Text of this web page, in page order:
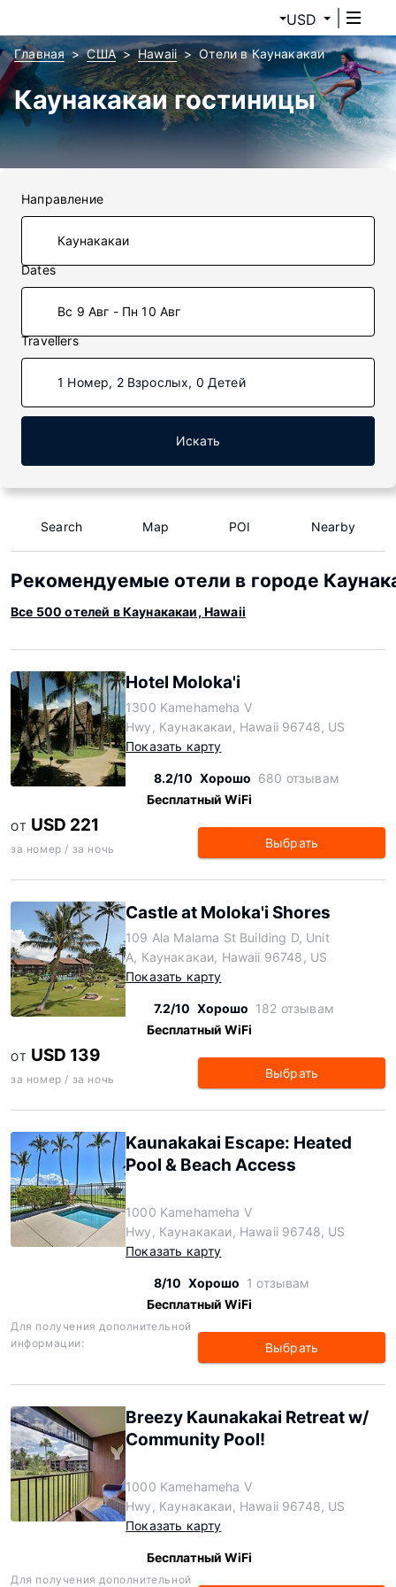
USD
Главная США Hawaii Отели в Каунакакаи
Каунакакаи гостиницы
Направление
Dates
Вс 9 Авг - Пн 10 Авг
Travellers
1 Номер, 2 Взрослых, 0 Детей
Искать
Search Map POI Nearby
Рекомендуемые отели в городе
Все 500 отелей в Каунакакаи, Hawaii
Hotel Moloka'i
1300 Kamehameha V
Hwy, Каунакакаи, Hawaii 96748, US
Показать карту
8.2/10 Хорошо 680 отзывам
Бесплатный WiFi
ОТ USD 221
за номер / за ночь Выбрать
Castle at Moloka'i Shores
109 Ala Malama St Building D, Unit
A, Каунакакаи, Hawaii 96748, US
Показать карту
7.2/10 Хорошо 182 отзывам
Бесплатный WiFi
ОТ USD 139
за номер / за ночь Выбрать
Kaunakakai Escape: Heated
Pool & Beach Access
1000 Kamehameha V
Hwy, Каунакакаи, Hawaii 96748, US
Показать карту
8/10 Хорошо 1 отзывам
Бесплатный WiFi
Для получения дополнительной
информации:
Выбрать
Breezy Kaunakakai Retreat w/
Community Pool!
1000 Kamehameha V
Hwy, Каунакакаи, Hawaii 96748, US
Показать карту
Бесплатный WiFi
Для получения дополнительной